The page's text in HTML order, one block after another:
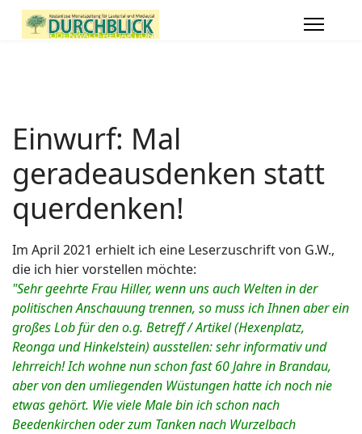
Einwurf: Mal
geradeausdenken statt
querdenken!
Im April 2021 erhielt ich eine Leserzuschrift von G.W.,
die ich hier vorstellen möchte:
"Sehr geehrte Frau Hiller, wenn uns auch Welten in der
politischen Anschauung trennen, so muss ich Ihnen aber ein
großes Lob für den o.g. Betreff / Artikel (Hexenplatz,
Reonga und Hinkelstein) ausstellen: sehr informativ und
lehrreich! Ich wohne nun schon fast 60 Jahre in Brandau,
aber von den umliegenden Wüstungen hatte ich noch nie
etwas gehört. Wie viele Male bin ich schon nach
Beedenkirchen oder zum Tanken nach Wurzelbach